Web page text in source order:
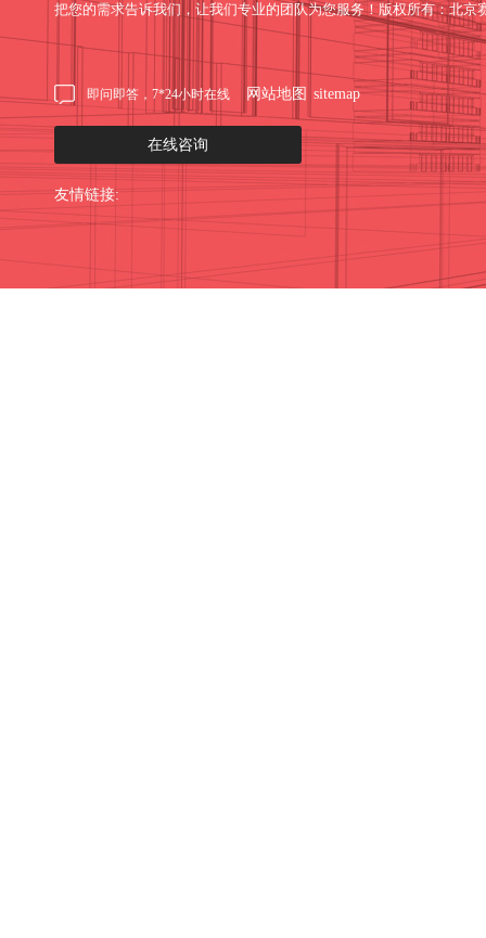
把您的需求告诉我们，让我们专业的团队为您服务！版权所有：北京
即问即答，7*24小时在线 网站地图 sitemap
在线咨询
友情链接: